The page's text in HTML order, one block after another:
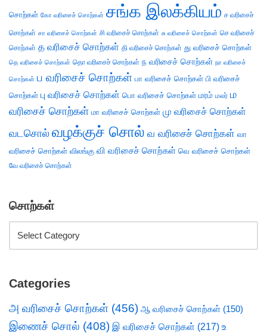
சொற்கள் கோ வரிசைச் சொற்கள் சங்க இலக்கியம் ச வரிசைச்
சொற்கள் சா வரிசைச் சொற்கள் சி வரிசைச் சொற்கள் சு வரிசைச் சொற்கள் செ வரிசைச்
சொற்கள் த வரிசைச் சொற்கள் தி வரிசைச் சொற்கள் து வரிசைச் சொற்கள்
தெ வரிசைச் சொற்கள் தொ வரிசைச் சொற்கள் ந வரிசைச் சொற்கள் நா வரிசைச்
சொற்கள் ப வரிசைச் சொற்கள் பா வரிசைச் சொற்கள் பி வரிசைச்
சொற்கள் பு வரிசைச் சொற்கள் பொ வரிசைச் சொற்கள் மரம் மலர் ம
வரிசைச் சொற்கள் மா வரிசைச் சொற்கள் மு வரிசைச் சொற்கள்
வடசொல் வழக்குச் சொல் வ வரிசைச் சொற்கள் வா
வரிசைச் சொற்கள் விலங்கு வி வரிசைச் சொற்கள் வெ வரிசைச் சொற்கள்
வே வரிசைச் சொற்கள்
சொற்கள்
Categories
அ வரிசைச் சொற்கள் (456) ஆ வரிசைச் சொற்கள் (150)
இணைச் சொல் (408) இ வரிசைச் சொற்கள் (217) உ